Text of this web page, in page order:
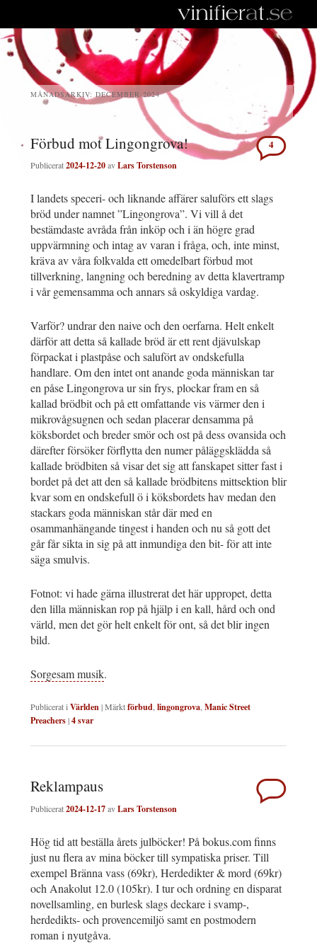
MÅNADSARKIV:DECEMBER 2024
Förbud mot Lingongrova!
Publicerat2024-12-20avLars Torstenson
4
I landets speceri- och liknande affärer saluförs ett slags
bröd under namnet ”Lingongrova”. Vi vill å det
bestämdaste avråda från inköp och i än högre grad
uppvärmning och intag av varan i fråga, och, inte minst,
kräva av våra folkvalda ett omedelbart förbud mot
tillverkning, langning och beredning av detta klavertramp
i vår gemensamma och annars så oskyldiga vardag.
Varför? undrar den naive och den oerfarna. Helt enkelt
därför att detta så kallade bröd är ett rent djävulskap
förpackat i plastpåse och salufört av ondskefulla
handlare. Om den intet ont anande goda människan tar
en påse Lingongrova ur sin frys, plockar fram en så
kallad brödbit och på ett omfattande vis värmer den i
mikrovågsugnen och sedan placerar densamma på
köksbordet och breder smör och ost på dess ovansida och
därefter försöker förflytta den numer påläggsklädda så
kallade brödbiten så visar det sig att fanskapet sitter fast i
bordet på det att den så kallade brödbitens mittsektion blir
kvar som en ondskefull ö i köksbordets hav medan den
stackars goda människan står där med en
osammanhängande tingest i handen och nu så gott det
går får sikta in sig på att inmundiga den bit- för att inte
säga smulvis.
Fotnot: vi hade gärna illustrerat det här uppropet, detta
den lilla människan rop på hjälp i en kall, hård och ond
värld, men det gör helt enkelt för ont, så det blir ingen
bild.
Sorgesam musik.
Publicerat iVärlden|Märktförbud,lingongrova,Manic Street
Preachers|4svar
Reklampaus
Publicerat2024-12-17avLars Torstenson
Hög tid att beställa årets julböcker! På bokus.com finns
just nu flera av mina böcker till sympatiska priser. Till
exempel Bränna vass (69kr), Herdedikter & mord (69kr)
och Anakolut 12.0 (105kr). I tur och ordning en disparat
novellsamling, en burlesk slags deckare i svamp-,
herdedikts- och provencemiljö samt en postmodern
roman i nyutgåva.